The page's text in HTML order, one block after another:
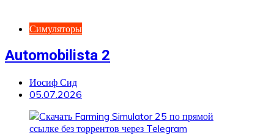
Симуляторы
Automobilista 2
Иосиф Сид
05.07.2026